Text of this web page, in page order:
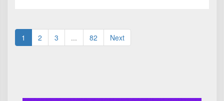
1 2 3 ... 82 Next